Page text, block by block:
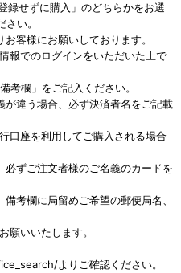
録せずに購入」のどちらかをお選
い。
様にお願いしております。
でのログインをいただいた上で
考欄」をご記入ください。
違う場合、必ず決済者名をご記載
座を利用してご購入される場合
ずご注文者様のご名義のカードを
欄に局留めご希望の郵便局名、
いいたします。
よりご確認ください。